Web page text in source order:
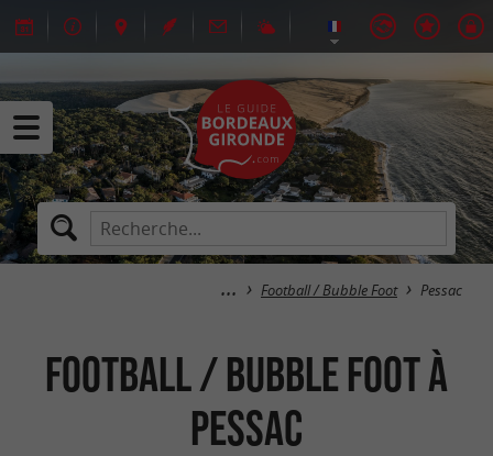
Football / Bubble Foot Pessac
Football / Bubble Foot à
Pessac